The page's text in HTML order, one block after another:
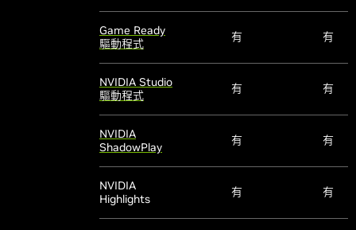
Game Ready
驅動程式
有 有
NVIDIA Studio
驅動程式
有 有
NVIDIA
ShadowPlay
有 有
NVIDIA
Highlights
有 有